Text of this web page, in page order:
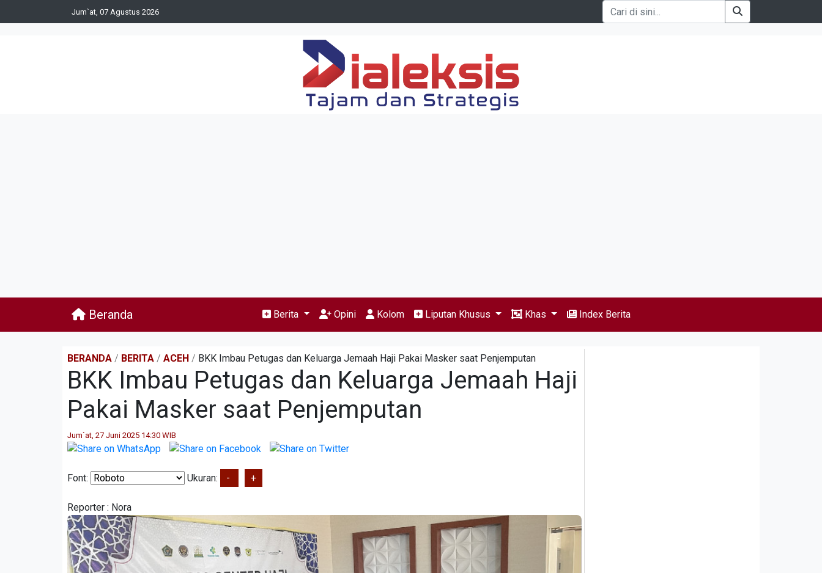
Jum`at, 07 Agustus 2026
Beranda Berita Opini Kolom Liputan Khusus Khas Index Berita
BERANDA / BERITA / ACEH / BKK Imbau Petugas dan Keluarga Jemaah Haji Pakai Masker saat Penjemputan
BKK Imbau Petugas dan Keluarga Jemaah Haji
Pakai Masker saat Penjemputan
Jum`at, 27 Juni 2025 14:30 WIB
Font: Ukuran: - +
Reporter : Nora